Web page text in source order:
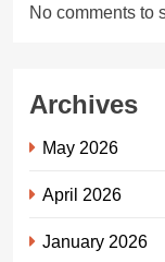
No comments to
Archives
May 2026
April 2026
January 2026